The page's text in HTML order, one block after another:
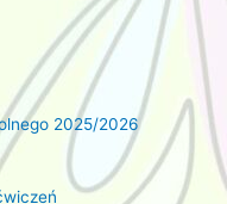
2025/2026